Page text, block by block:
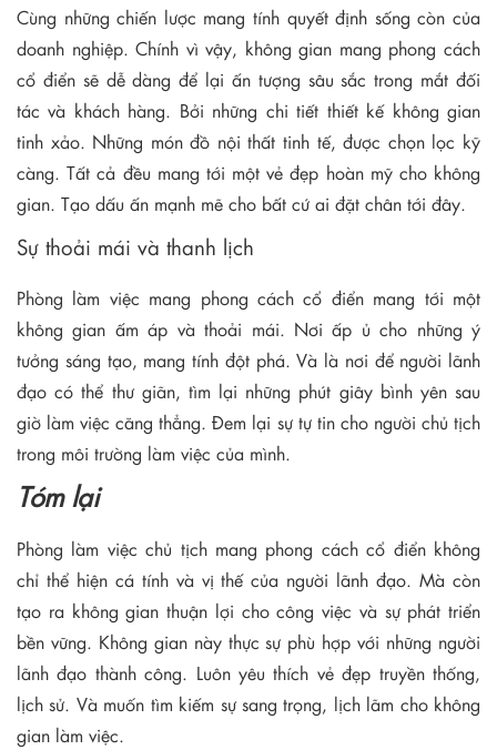
Cùng những chiến lược mang tính quyết định sống còn của
doanh nghiệp. Chính vì vậy, không gian mang phong cách
cổ điển sẽ dễ dàng để lại ấn tượng sâu sắc trong mắt đối
tác và khách hàng. Bởi những chi tiết thiết kế không gian
tinh xảo. Những món đồ nội thất tinh tế, được chọn lọc kỹ
càng. Tất cả đều mang tới một vẻ đẹp hoàn mỹ cho không
gian. Tạo dấu ấn mạnh mẽ cho bất cứ ai đặt chân tới đây.
Sự thoải mái và thanh lịch
Phòng làm việc mang phong cách cổ điển mang tới một
không gian ấm áp và thoải mái. Nơi ấp ủ cho những ý
tưởng sáng tạo, mang tính đột phá. Và là nơi để người lãnh
đạo có thể thư giãn, tìm lại những phút giây bình yên sau
giờ làm việc căng thẳng. Đem lại sự tự tin cho người chủ tịch
trong môi trường làm việc của mình.
Tóm lại
Phòng làm việc chủ tịch mang phong cách cổ điển không
chỉ thể hiện cá tính và vị thế của người lãnh đạo. Mà còn
tạo ra không gian thuận lợi cho công việc và sự phát triển
bền vững. Không gian này thực sự phù hợp với những người
lãnh đạo thành công. Luôn yêu thích vẻ đẹp truyền thống,
lịch sử. Và muốn tìm kiếm sự sang trọng, lịch lãm cho không
gian làm việc.